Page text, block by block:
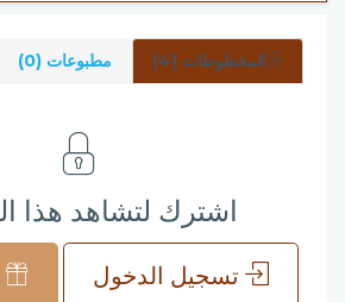
المخطوطات (4) مطبوعات (0)
اشترك لتشاهد هذا
تسجيل الدخول